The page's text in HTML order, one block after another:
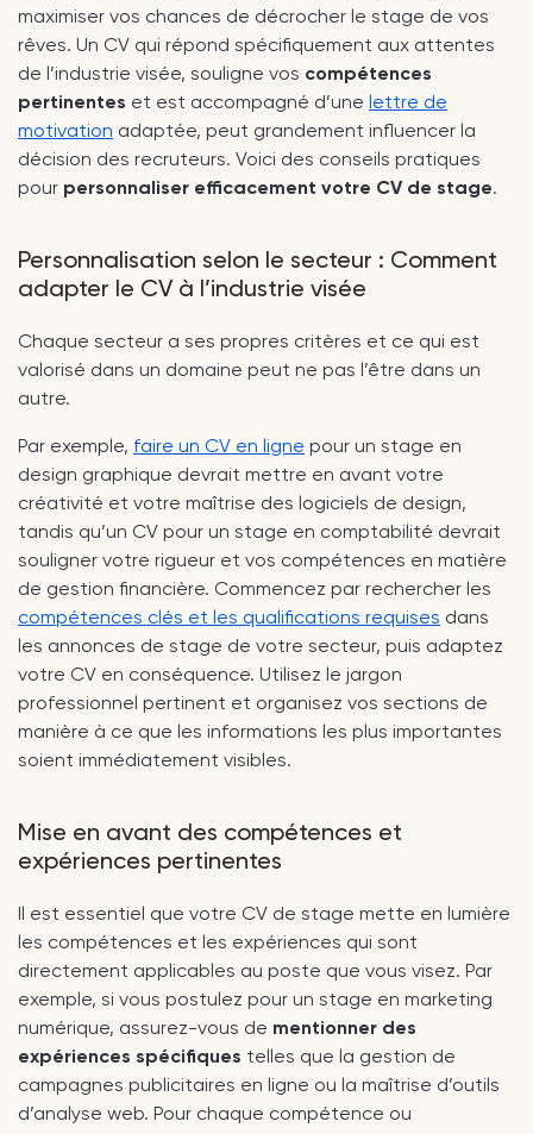
maximiser vos chances de décrocher le stage de vos
rêves. Un CV qui répond spécifiquement aux attentes
de l’industrie visée, souligne vos compétences
pertinentes et est accompagné d’une lettre de
motivation adaptée, peut grandement influencer la
décision des recruteurs. Voici des conseils pratiques
pour personnaliser efficacement votre CV de stage.
Personnalisation selon le secteur : Comment
adapter le CV à l’industrie visée
Chaque secteur a ses propres critères et ce qui est
valorisé dans un domaine peut ne pas l’être dans un
autre.
Par exemple, faire un CV en ligne pour un stage en
design graphique devrait mettre en avant votre
créativité et votre maîtrise des logiciels de design,
tandis qu’un CV pour un stage en comptabilité devrait
souligner votre rigueur et vos compétences en matière
de gestion financière. Commencez par rechercher les
compétences clés et les qualifications requises dans
les annonces de stage de votre secteur, puis adaptez
votre CV en conséquence. Utilisez le jargon
professionnel pertinent et organisez vos sections de
manière à ce que les informations les plus importantes
soient immédiatement visibles.
Mise en avant des compétences et
expériences pertinentes
Il est essentiel que votre CV de stage mette en lumière
les compétences et les expériences qui sont
directement applicables au poste que vous visez. Par
exemple, si vous postulez pour un stage en marketing
numérique, assurez-vous de mentionner des
expériences spécifiques telles que la gestion de
campagnes publicitaires en ligne ou la maîtrise d’outils
d’analyse web. Pour chaque compétence ou